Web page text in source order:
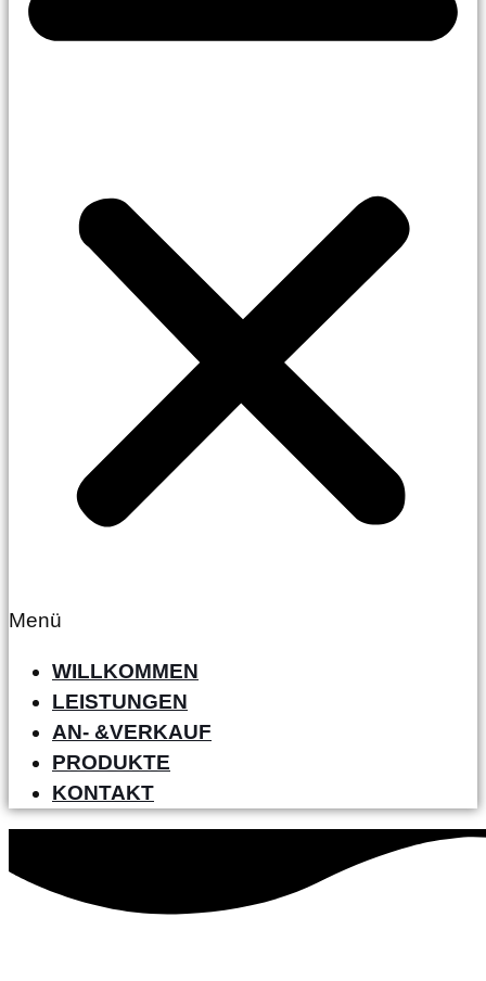
Menü
WILLKOMMEN
LEISTUNGEN
AN- &VERKAUF
PRODUKTE
KONTAKT